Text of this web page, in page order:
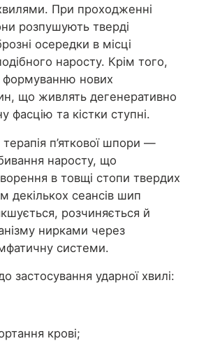
При проходженні
розпушують тверді
осередки в місці
наросту. Крім того,
формуванню нових
що живлять дегенеративно
фасцію та кістки ступні.
п’яткової шпори —
наросту, що
в товщі стопи твердих
декількох сеансів шип
розчиняється й
нирками через
системи.
застосування ударної хвилі:
крові;